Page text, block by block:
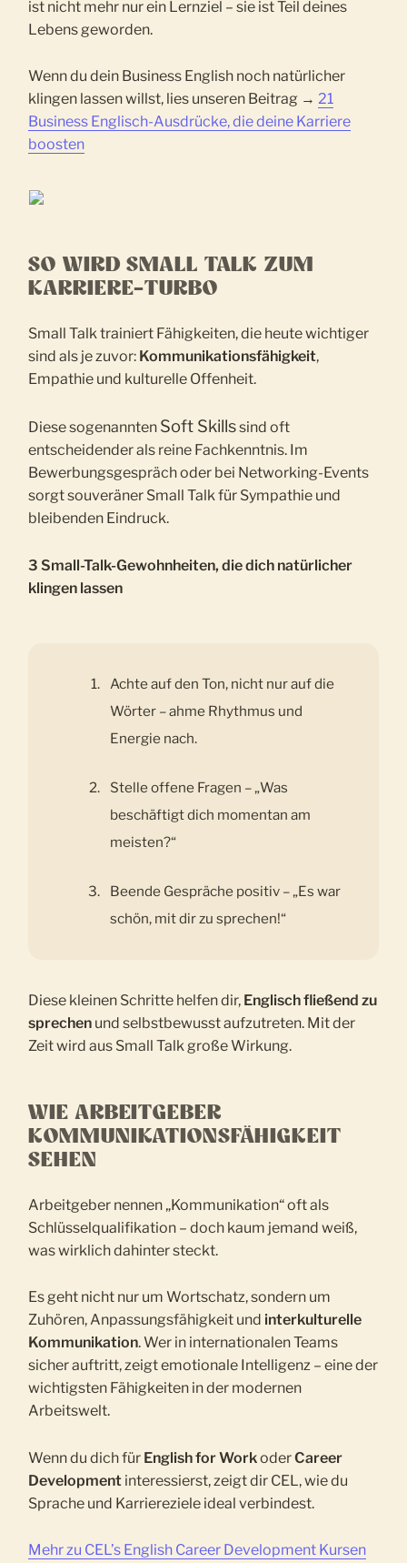
ist nicht mehr nur ein Lernziel – sie ist Teil deines
Lebens geworden.
Wenn du dein Business English noch natürlicher
klingen lassen willst, lies unseren Beitrag →21
Business Englisch-Ausdrücke, die deine Karriere
boosten
SO WIRD SMALL TALK ZUM
KARRIERE-TURBO
Small Talk trainiert Fähigkeiten, die heute wichtiger
sind als je zuvor: Kommunikationsfähigkeit,
Empathie und kulturelle Offenheit.
Diese sogenannten Soft Skillssind oft
entscheidender als reine Fachkenntnis. Im
Bewerbungsgespräch oder bei Networking-Events
sorgt souveräner Small Talk für Sympathie und
bleibenden Eindruck.
3 Small-Talk-Gewohnheiten, die dich natürlicher
klingen lassen
Achte auf den Ton, nicht nur auf die
Wörter – ahme Rhythmus und
Energie nach.
Stelle offene Fragen – „Was
beschäftigt dich momentan am
meisten?“
Beende Gespräche positiv – „Es war
schön, mit dir zu sprechen!“
Diese kleinen Schritte helfen dir, Englisch fließend zu
sprechen und selbstbewusst aufzutreten. Mit der
Zeit wird aus Small Talk große Wirkung.
WIE ARBEITGEBER
KOMMUNIKATIONSFÄHIGKEIT
SEHEN
Arbeitgeber nennen „Kommunikation“ oft als
Schlüsselqualifikation – doch kaum jemand weiß,
was wirklich dahinter steckt.
Es geht nicht nur um Wortschatz, sondern um
Zuhören, Anpassungsfähigkeit und interkulturelle
Kommunikation. Wer in internationalen Teams
sicher auftritt, zeigt emotionale Intelligenz – eine der
wichtigsten Fähigkeiten in der modernen
Arbeitswelt.
Wenn du dich für English for WorkoderCareer
Development interessierst, zeigt dir CEL, wie du
Sprache und Karriereziele ideal verbindest.
Mehr zu CEL’s English Career Development Kursen